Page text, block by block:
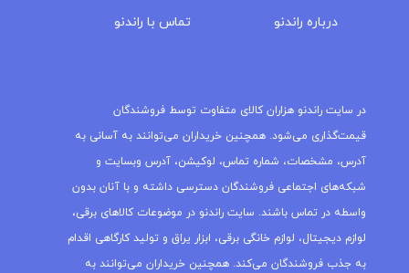
درباره‌ راندنو تماس با راندنو
در سایت راندنو هزاران کالای متفاوت توسط فروشندگان
قیمت‌گذاری می‌شود. همچنین خریداران می‌توانند به آسانی به
آدرس، مشخصات، شماره تماس، لوکیشن، آدرس وبسایت و
شبکه‌های اجتماعی فروشندگان دسترسی داشته و با آنان بدون
واسطه در تماس باشند. سایت راندنو در موضوعات کالاهای برقی،
لوازم دیجیتال، لوازم خانگی برقی، ابزار یراق و تولید کارگاهی اقدام
به جذب فروشندگان می‌کند. همچنین خریداران می‌توانند به